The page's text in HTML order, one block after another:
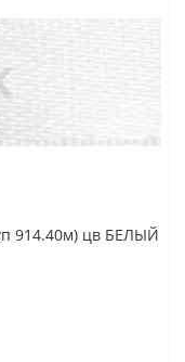
914.40м) цв БЕЛЫЙ